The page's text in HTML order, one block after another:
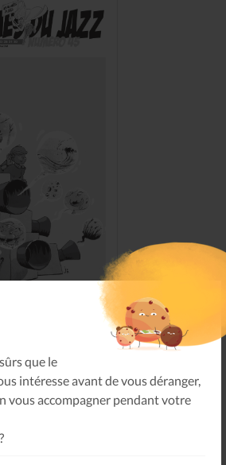
que le
intéresse avant de vous déranger,
vous accompagner pendant votre